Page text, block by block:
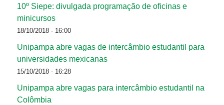
10º Siepe: divulgada programação de oficinas e
minicursos
18/10/2018 - 16:00
Unipampa abre vagas de intercâmbio estudantil para
universidades mexicanas
15/10/2018 - 16:28
Unipampa abre vagas para intercâmbio estudantil na
Colômbia